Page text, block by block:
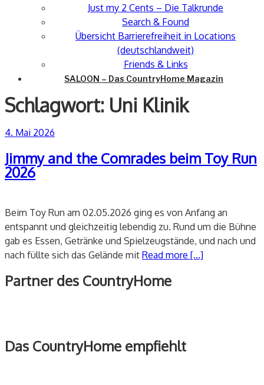
Just my 2 Cents – Die Talkrunde
Search & Found
Übersicht Barrierefreiheit in Locations
(deutschlandweit)
Friends & Links
SALOON – Das CountryHome Magazin
Schlagwort: Uni Klinik
Veröffentlicht
4. Mai 2026
Jimmy and the Comrades beim Toy Run
2026
Beim Toy Run am 02.05.2026 ging es von Anfang an
entspannt und gleichzeitig lebendig zu. Rund um die Bühne
gab es Essen, Getränke und Spielzeugstände, und nach und
nach füllte sich das Gelände mit Read more [...]
Partner des CountryHome
Das CountryHome empfiehlt